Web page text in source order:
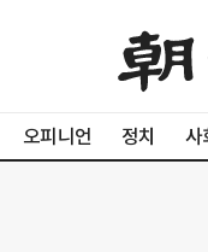
오피니언 정치 사